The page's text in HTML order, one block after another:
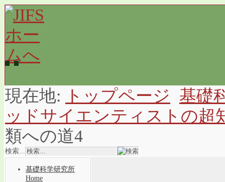
現在地: トップページ 基礎
ッドサイエンティストの超
類への道4
検索...
基礎科学研究所
Home